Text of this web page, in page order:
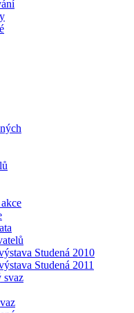
Studená 2010
Studená 2011
svaz